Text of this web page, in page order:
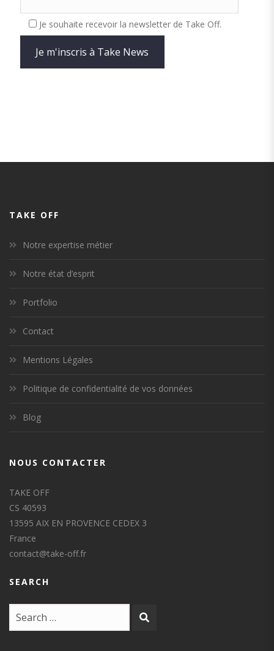
Je souhaite recevoir la newsletter de Take Off.
TAKE OFF
Notre expertise métier
Notre état d’esprit
Portfolio
Contact
Mentions Légales
Politique de confidentialité de vos données
Blog
NOUS CONTACTER
TAKE OFF
CS 40593
13595 AIX EN PROVENCE CEDEX 3
France
contact@take-off.fr
SEARCH